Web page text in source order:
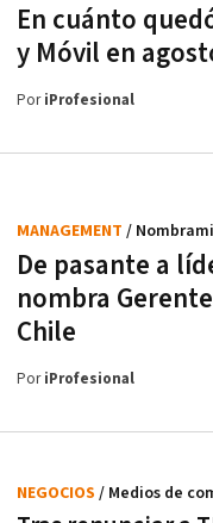
En cuánto
y Móvil en
PoriProfesional
De pasante a
nombra
Chile
MANAGEMENT /
PoriProfesional
NEGOCIOS / Medios de